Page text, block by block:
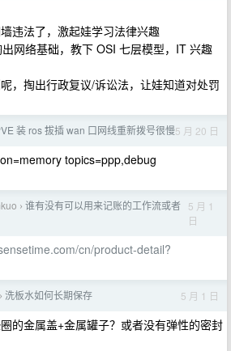
违法了，激起娃学习法律兴趣
网络基础，教下 OSI 七层模型，IT 兴趣
，掏出行政复议/诉讼法，让娃知道对处罚
装 ros 拔插 wan 口网线重新拨号很慢5 月 20 日
topics=ppp,debug
› 谁有没有可以用来记账的工作流或者 5 月 1
日
cn/product-detail?
› 洗板水如何长期保存 5 月 1 日
的金属盖+金属罐子？或者没有弹性的密封